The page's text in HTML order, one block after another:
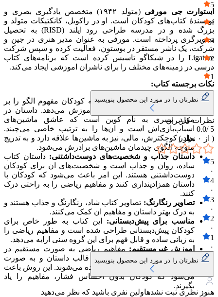
استوارت جی مورفی
(متولد ۱۹۴۲) متخصص یادگیری بصری و
نویسندهٔ کتاب‌های کودکان است. او در راکویل، کانکتیکات متولد و
بزرگ شده و در مدرسه طراحی رود ایلند (RISD) به تحصیل
تصویرگری پرداخته است. مورفی به عنوان مدیر هنری در جین و
شرکت، یک ناشر مستقر در بوستون، فعالیت کرده و سپس شرکت
Ligature را در شیکاگو تاسیس کرده است که برنامه‌های کتاب
درسی در زمینه‌های مختلف را برای ناشران اموزشی ایجاد می‌کند.
نکات برجسته کتاب:
اموزش مفهوم الگو:این کتاب به کودکان مفهوم الگو را بر
اساس رنگ و صدای ماشین‌ها اموزش می‌دهد. داستان در
مورد پسری به نام کوین است که عاشق ماشین‌های
اسباب‌بازی‌اش است و ان‌ها را به ترتیب خاصی می‌چیند.
برادر کوچکترش، مالی، نیز به ماشین‌ها علاقه دارد و به تدریج
متوجه الگوی چیدمان ماشین‌های برادرش می‌شود.
داستان جذاب و شخصیت‌های دوست‌داشتنی: داستان کتاب
ساده، روان و جذاب است و شخصیت‌های ان برای کودکان
دوست‌داشتنی هستند. این امر باعث می‌شود که کودکان با
داستان همزادپنداری کنند و مفاهیم ریاضی را به راحتی درک
کنند.
تصاویر رنگارنگ: تصاویر کتاب شاد، رنگارنگ و جذاب هستند و
به درک بهتر داستان و مفاهیم ان کمک می‌کنند.
مناسب برای پیش‌دبستانی:
این کتاب به طور خاص برای
کودکان پیش‌دبستانی طراحی شده است و مفاهیم ریاضی را
به زبانی ساده و قابل فهم برای این گروه سنی ارایه می‌دهد.
اموزش غیرمستقیم: مفاهیم ریاضی به صورت مستقیم در
کتاب مطرح نمی‌شوند، بلکه در قالب داستان و به صورت
غیرمستقیم به کودکان اموزش داده می‌شوند. این روش باعث
می‌شود که کودکان بدون احساس فشار، مفاهیم را یاد
بگیرند.
5
۰
4
۰
3
۰
2
۰
1
۰
نظرتان را در مورد این محصول بنویسید
نظرات کاربران
5 /
0.0
( از
۰ نظر )
5
۰
4
۰
3
۰
2
۰
1
۰
نظرتان را در مورد این محصول بنویسید
هنوز نظری ثبت نشدهاولین نفری باشید که نظر می‌دهید